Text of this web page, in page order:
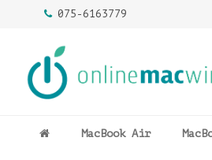
075-6163779
MacBook Air